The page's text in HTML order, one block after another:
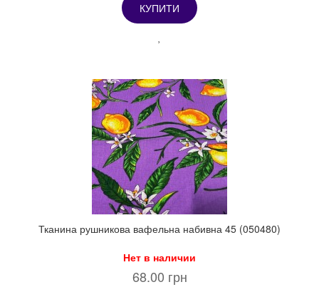
КУПИТИ
Тканина рушникова вафельна набивна 45 (050480)
Нет в наличии
68.00 грн